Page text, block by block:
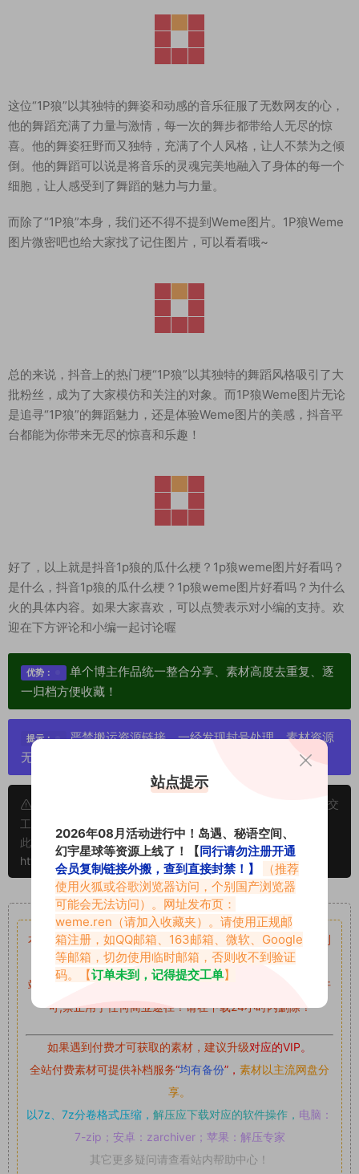
这位“1P狼”以其独特的舞姿和动感的音乐征服了无数网友的心，
他的舞蹈充满了力量与激情，每一次的舞步都带给人无尽的惊
喜。他的舞姿狂野而又独特，充满了个人风格，让人不禁为之倾
倒。他的舞蹈可以说是将音乐的灵魂完美地融入了身体的每一个
细胞，让人感受到了舞蹈的魅力与力量。
而除了“1P狼”本身，我们还不得不提到Weme图片。1P狼Weme
图片微密吧也给大家找了记住图片，可以看看哦~
总的来说，抖音上的热门梗“1P狼”以其独特的舞蹈风格吸引了大
批粉丝，成为了大家模仿和关注的对象。而1P狼Weme图片无论
是追寻“1P狼”的舞蹈魅力，还是体验Weme图片的美感，抖音平
台都能为你带来无尽的惊喜和乐趣！
好了，以上就是抖音1p狼的瓜什么梗？1p狼weme图片好看吗？
是什么，抖音1p狼的瓜什么梗？1p狼weme图片好看吗？为什么
火的具体内容。如果大家喜欢，可以点赞表示对小编的支持。欢
迎在下方评论和小编一起讨论喔
优势：
单个博主作品统一整合分享、素材高度去重复、逐
一归档方便收藏！
提示：
严禁搬运资源链接，一经发现封号处理，素材资源
无露点、需求请绕道，关闭本站网页！
申明：本文资源均来源网友分享，若侵犯了您的权限可以提交
工单处理。
此外本文章皆属于原创文章，转载请注明出处！原文链接：
https://abcjyw.com/1596.html
重要声明
本站资源均来自网络分享，如有侵犯你的权益请私信留言
收到
留言后，我们会第一时间进行审核后删除。
站内资源为网友个人学习或测试研究使用，未经原版权作者许
可,禁止用于任何商业途径！请在下载24小时内删除！
如果遇到付费才可获取的素材，建议升级对应的VIP。
全站付费素材可提供补档服务“均有备份”， 素材以主流网盘分
享。
以7z、7z分卷格式压缩， 解压应下载对应的软件操作， 电脑：
7-zip；安卓：zarchiver；苹果：解压专家
其它更多疑问请查看站内帮助中心！
站点提示
2026年08月活动进行中！岛遇、秘语空间、
幻宇星球等资源上线了！【 同行请勿注册开通
会员复制链接外搬，查到直接封禁！】
（推荐
使用火狐或谷歌浏览器访问，个别国产浏览器
可能会无法访问）。网址发布页：
weme.ren （请加入收藏夹）。请使用正规邮
箱注册，如QQ邮箱、163邮箱、微软、Google
等邮箱，切勿使用临时邮箱，否则收不到验证
码。【订单未到，记得提交工单】